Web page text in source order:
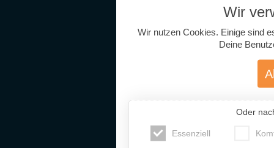
Wir
Wir nutzen Cookies. Einige sind
Deine
Oder
Essenziell